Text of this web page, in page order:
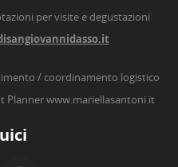
per visite e degustazioni
/ coordinamento logistico
Plannerwww.mariellasantoni.it